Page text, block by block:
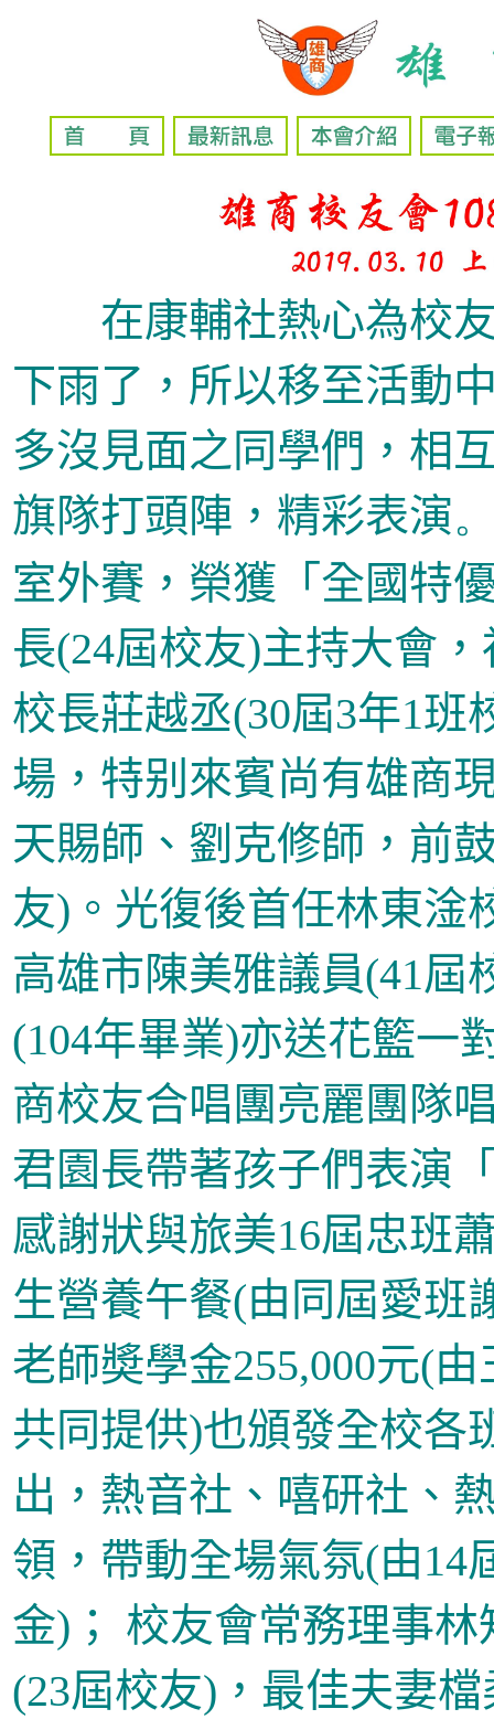
在康輔社熱心為校友
下雨了，所以移至活動
多沒見面之同學們，相
旗隊打頭陣，精彩表演
室外賽，榮獲「全國特
長(24屆校友)主持大會
校長莊越丞(30屆3年1班
場，特别來賓尚有雄商
天賜師、劉克修師，前
友) 。光復後首任林東
高雄市陳美雅議員(41屆
(104年畢業)亦送花籃一
商校友合唱團亮麗團隊
君園長帶著孩子們表演
感謝狀與旅美16屆忠班
生營養午餐(由同屆愛班
老師奬學金255,000元(由
共同提供)也頒發全校各
出，熱音社、嘻研社、
領，帶動全場氣氛(由14
金) ； 校友會常務理事林
(23屆校友)，最佳夫妻